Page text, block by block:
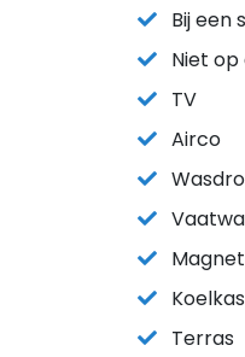
Bij een
Niet
TV
Airco
Terras